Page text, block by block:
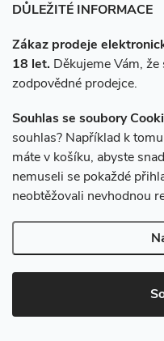
DŮLEŽITÉ INFORMACE
Zákaz prodeje
18 let. Děkujeme Vám,
zodpovědné prodejce.
Souhlas se soubory
souhlas? Například k
máte v košíku, abyste
nemuseli se pokaždé
neobtěžovali nevhodnou
585 Kč
–15
30ml (3x10ml), 6mg
495 Kč
Skladem
cigaretám. Hořkočokoládová
příchut, která je oproti